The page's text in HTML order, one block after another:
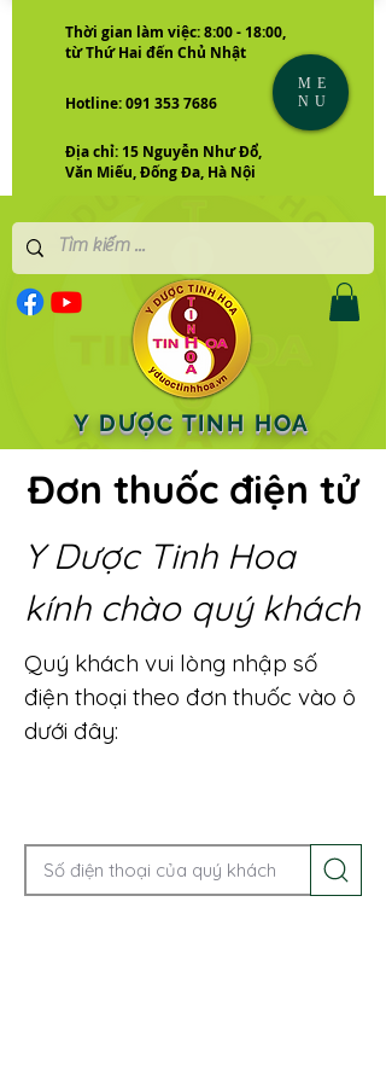
Thời gian làm việc: 8:00 - 18:00,
từ Thứ Hai đến Chủ Nhật
Hotline: 091 353 7686
Địa chỉ: 15 Nguyễn Như Đổ,
Văn Miếu, Đống Đa, Hà Nội
Y DƯỢC TINH HOA
ME
NU
Đơn thuốc điện tử
Y Dược Tinh Hoa
kính chào quý khách
Quý khách vui lòng nhập số
điện thoại theo đơn thuốc vào ô
dưới đây: